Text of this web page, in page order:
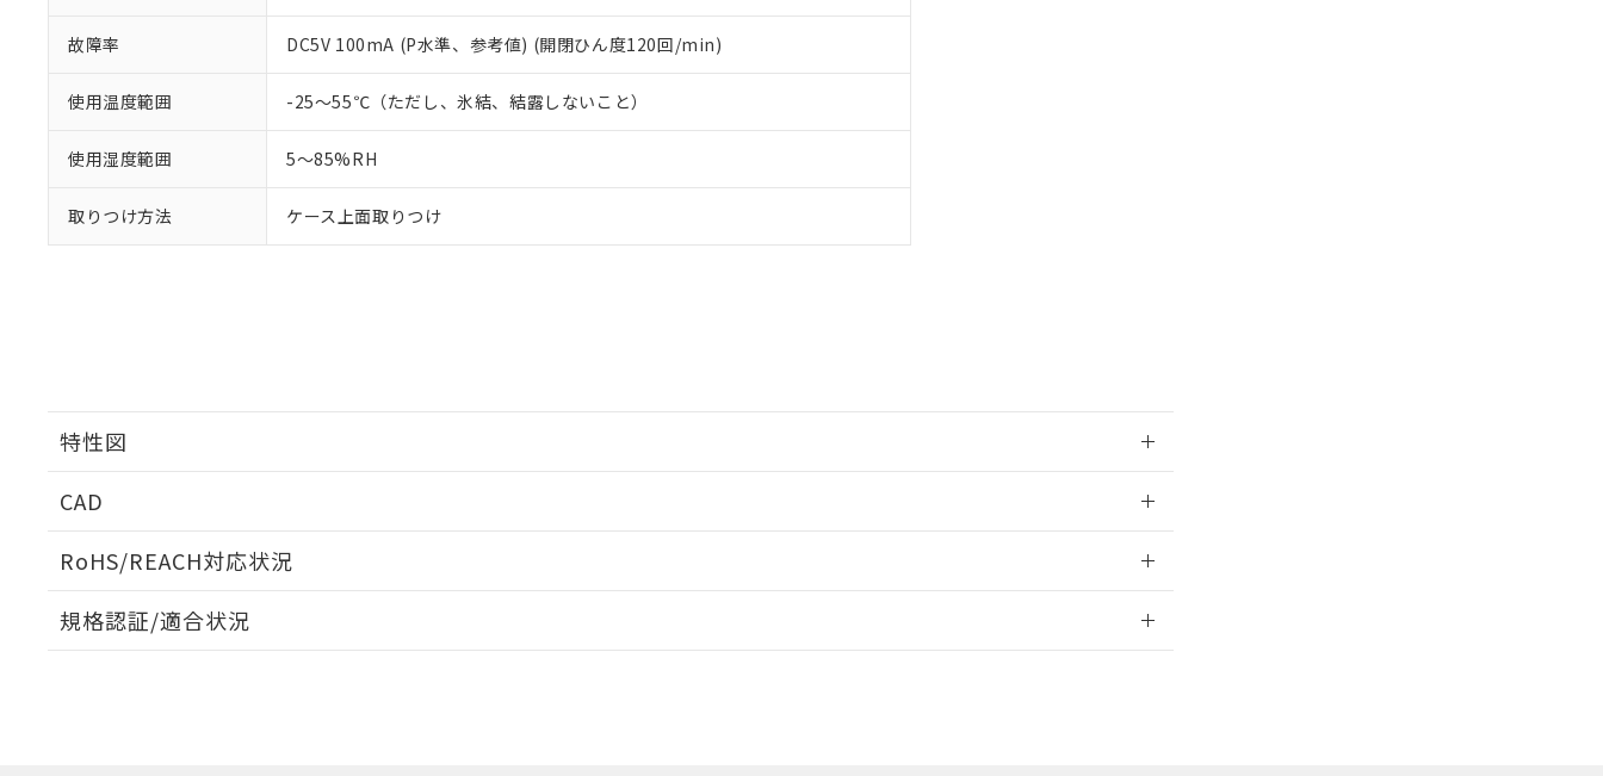
故障率 DC5V 100mA (P水準、参考値) (開閉ひん度120回/min)
使用温度範囲 -25～55℃（ただし、氷結、結露しないこと）
使用湿度範囲 5～85%RH
取りつけ方法 ケース上面取りつけ
特性図
CAD
RoHS/REACH対応状況
EU RoHS 注意事項・凡例
規格認証/適合状況